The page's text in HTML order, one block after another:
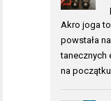
Akro joga
powstała
tanecznych
na początku